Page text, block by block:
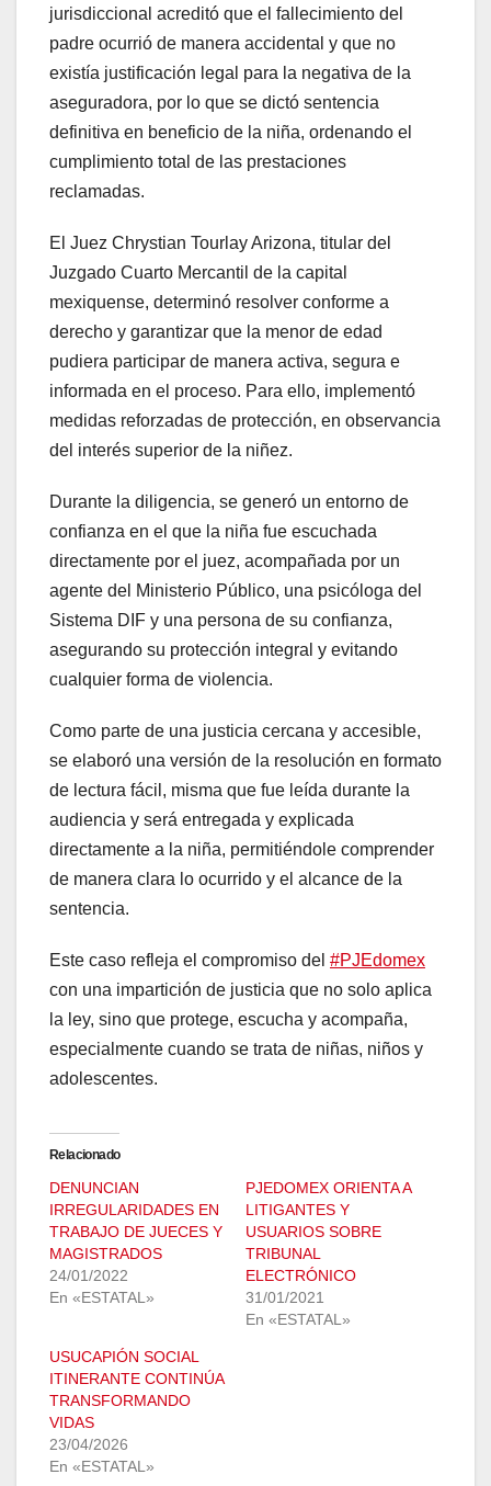
jurisdiccional acreditó que el fallecimiento del
padre ocurrió de manera accidental y que no
existía justificación legal para la negativa de la
aseguradora, por lo que se dictó sentencia
definitiva en beneficio de la niña, ordenando el
cumplimiento total de las prestaciones
reclamadas.
El Juez Chrystian Tourlay Arizona, titular del
Juzgado Cuarto Mercantil de la capital
mexiquense, determinó resolver conforme a
derecho y garantizar que la menor de edad
pudiera participar de manera activa, segura e
informada en el proceso. Para ello, implementó
medidas reforzadas de protección, en observancia
del interés superior de la niñez.
Durante la diligencia, se generó un entorno de
confianza en el que la niña fue escuchada
directamente por el juez, acompañada por un
agente del Ministerio Público, una psicóloga del
Sistema DIF y una persona de su confianza,
asegurando su protección integral y evitando
cualquier forma de violencia.
Como parte de una justicia cercana y accesible,
se elaboró una versión de la resolución en formato
de lectura fácil, misma que fue leída durante la
audiencia y será entregada y explicada
directamente a la niña, permitiéndole comprender
de manera clara lo ocurrido y el alcance de la
sentencia.
Este caso refleja el compromiso del #PJEdomex
con una impartición de justicia que no solo aplica
la ley, sino que protege, escucha y acompaña,
especialmente cuando se trata de niñas, niños y
adolescentes.
Relacionado
DENUNCIAN
IRREGULARIDADES EN
TRABAJO DE JUECES Y
MAGISTRADOS
24/01/2022
En «ESTATAL»
PJEDOMEX ORIENTA A
LITIGANTES Y
USUARIOS SOBRE
TRIBUNAL
ELECTRÓNICO
31/01/2021
En «ESTATAL»
USUCAPIÓN SOCIAL
ITINERANTE CONTINÚA
TRANSFORMANDO
VIDAS
23/04/2026
En «ESTATAL»